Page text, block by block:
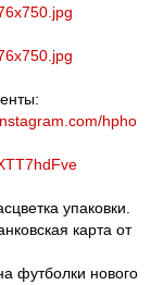
hpho
упаковки.
карта от
футболки нового